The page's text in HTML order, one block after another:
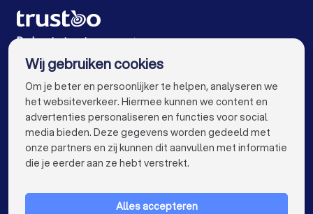
Taxateurs in Leiden
Taxateurs in Zoetermeer
Taxateurs bij jou in de buurt
De beste taxateurs voor jou
VOOR PARTICULIEREN keyboard_arrow_down
Wij gebruiken cookies
Om je beter en persoonlijker te helpen, analyseren we
het websiteverkeer. Hiermee kunnen we content en
advertenties personaliseren en functies voor social
media bieden. Deze gegevens worden gedeeld met
onze partners en zij kunnen dit aanvullen met informatie
die je eerder aan ze hebt verstrekt.
Alles accepteren